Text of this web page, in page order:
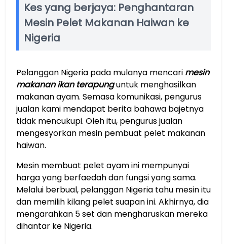
Kes yang berjaya: Penghantaran
Mesin Pelet Makanan Haiwan ke
Nigeria
Pelanggan Nigeria pada mulanya mencari mesin
makanan ikan terapunguntuk menghasilkan
makanan ayam. Semasa komunikasi, pengurus
jualan kami mendapat berita bahawa bajetnya
tidak mencukupi. Oleh itu, pengurus jualan
mengesyorkan mesin pembuat pelet makanan
haiwan.
Mesin membuat pelet ayam ini mempunyai
harga yang berfaedah dan fungsi yang sama.
Melalui berbual, pelanggan Nigeria tahu mesin itu
dan memilih kilang pelet suapan ini. Akhirnya, dia
mengarahkan 5 set dan mengharuskan mereka
dihantar ke Nigeria.